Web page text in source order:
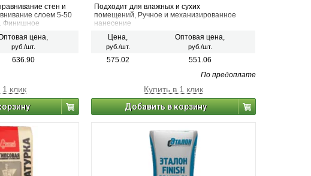
стен и
слоем 5-50
Финишное
цена,
руб./шт.
636.90
1 клик
Подходит для влажных и сухих
помещений, Ручное и механизированное
нанесение
Цена,
руб./шт.
Оптовая цена,
руб./шт.
575.02
551.06
По предоплате
Купить в 1 клик
Добавить в корзину